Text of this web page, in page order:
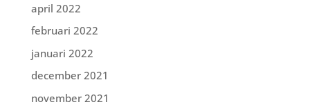
april 2022
februari 2022
januari 2022
december 2021
november 2021